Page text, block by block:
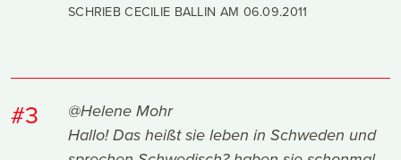
SCHRIEB CECILIE BALLIN AM 06.09.2011
#3
@Helene Mohr
Hallo! Das heißt sie leben in Schweden und